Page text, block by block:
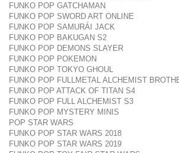
FUNKO POP GATCHAMAN
FUNKO POP SWORD ART ONLINE
FUNKO POP SAMURÁI JACK
FUNKO POP BAKUGAN S2
FUNKO POP DEMONS SLAYER
FUNKO POP POKEMON
FUNKO POP TOKYO GHOUL
FUNKO POP FULLMETAL ALCHEMIST
FUNKO POP ATTACK OF TITAN S4
FUNKO POP FULL ALCHEMIST S3
FUNKO POP MYSTERY MINIS
POP STAR WARS
FUNKO POP STAR WARS 2018
FUNKO POP STAR WARS 2019